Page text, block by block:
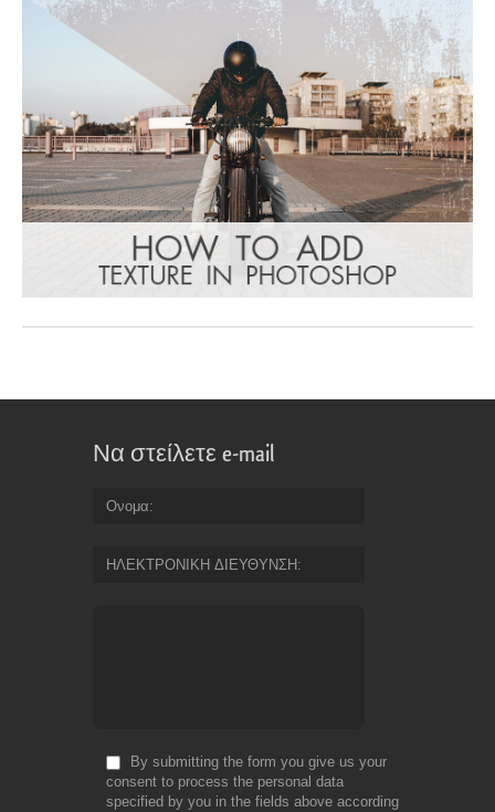
Να στείλετε e-mail
Ονομα
ΗΛΕΚΤΡΟΝΙΚΗ ΔΙΕΥΘΥΝΣΗ
By submitting the form you give us your
consent to process the personal data
specified by you in the fields above according